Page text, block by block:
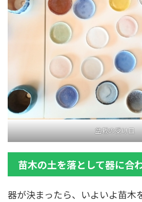
盆栽の受け皿
苗木の土を落として器に合
器が決まったら、いよいよ苗木